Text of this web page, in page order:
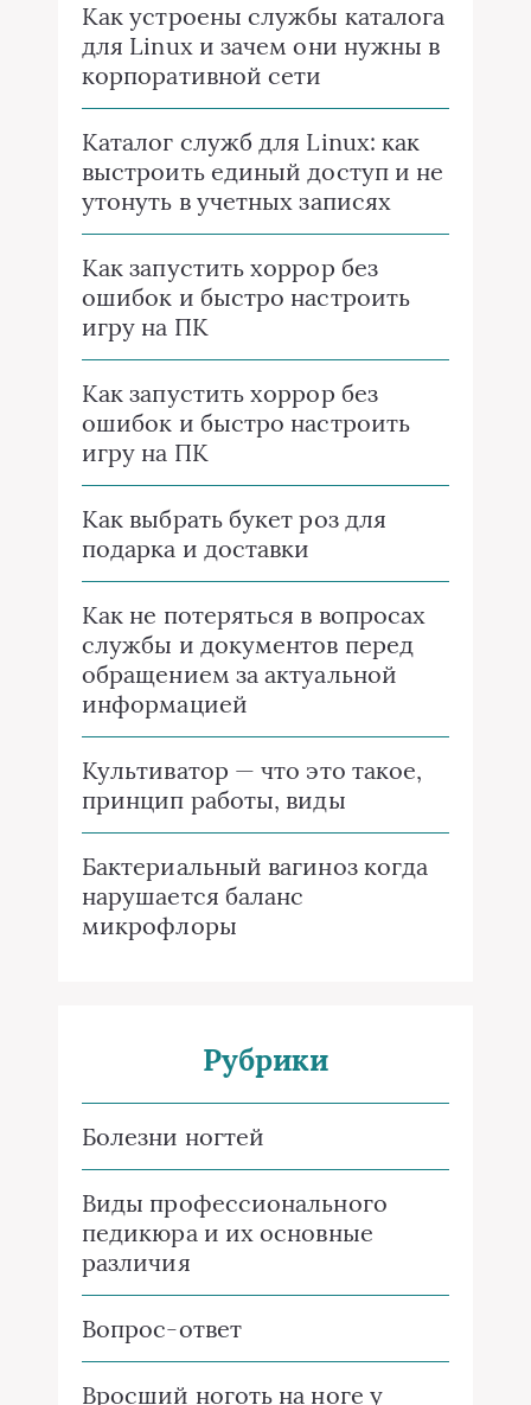
Как устроены службы каталога
для Linux и зачем они нужны в
корпоративной сети
Каталог служб для Linux: как
выстроить единый доступ и не
утонуть в учетных записях
Как запустить хоррор без
ошибок и быстро настроить
игру на ПК
Как запустить хоррор без
ошибок и быстро настроить
игру на ПК
Как выбрать букет роз для
подарка и доставки
Как не потеряться в вопросах
службы и документов перед
обращением за актуальной
информацией
Культиватор — что это такое,
принцип работы, виды
Бактериальный вагиноз когда
нарушается баланс
микрофлоры
Рубрики
Болезни ногтей
Виды профессионального
педикюра и их основные
различия
Вопрос-ответ
Вросший ноготь на ноге у